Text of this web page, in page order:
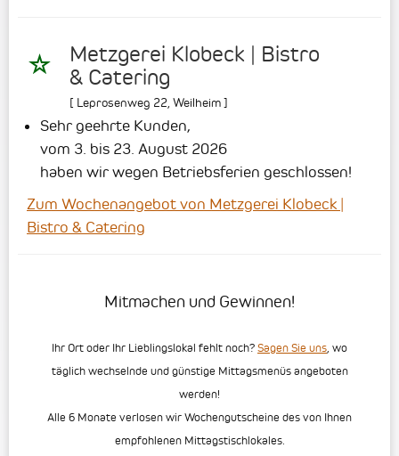
Metzgerei Klobeck | Bistro
& Catering
[ Leprosenweg 22 Weilheim]
Sehr geehrte Kunden,
vom 3. bis 23. August 2026
haben wir wegen Betriebsferien geschlossen!
Zum Wochenangebot von Metzgerei Klobeck |
Bistro & Catering
Mitmachen und Gewinnen!
Ihr Ort oder Ihr Lieblingslokal fehlt noch? Sagen Sie uns, wo
täglich wechselnde und günstige Mittagsmenüs angeboten
werden!
Alle 6 Monate verlosen wir Wochengutscheine des von Ihnen
empfohlenen Mittagstischlokales.